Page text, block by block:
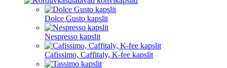
Dolce Gusto kapslit
Nespresso kapslit
Cafissimo, Caffitaly, K-fee kapslit